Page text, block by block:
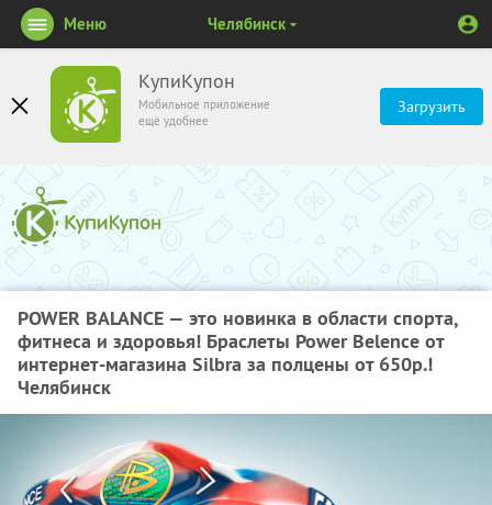
КупиКупон
Мобильное приложение
ещё удобнее
Загрузить
Меню Челябинск
POWER BALANCE — это новинка в области спорта,
фитнеса и здоровья! Браслеты Power Belence от
интернет-магазина Silbra за полцены от 650р.!
Челябинск